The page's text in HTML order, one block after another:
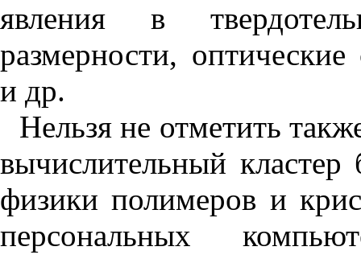
явления в
размерности,
и др.
Нельзя не отметить
вычислительный
физики полимеров и
персональных